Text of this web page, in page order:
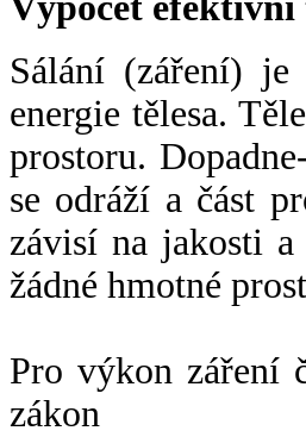
Sálání (záření) je
energie tělesa.
prostoru.
se odráží a část
závisí na jakosti a
žádné hmotné
Pro výkon záření
zákon